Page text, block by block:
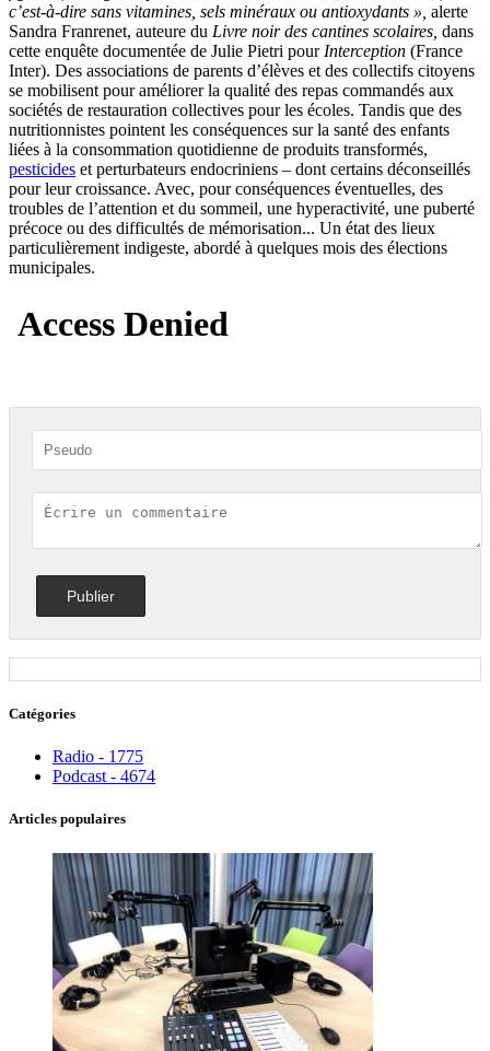
c’est-à-dire sans vitamines, sels minéraux ou antioxydants », alerte
Sandra Franrenet, auteure du Livre noir des cantines scolaires, dans
cette enquête documentée de Julie Pietri pour Interception (France
Inter). Des associations de parents d’élèves et des collectifs citoyens
se mobilisent pour améliorer la qualité des repas commandés aux
sociétés de restauration collectives pour les écoles. Tandis que des
nutritionnistes pointent les conséquences sur la santé des enfants
liées à la consommation quotidienne de produits transformés,
pesticides et perturbateurs endocriniens – dont certains déconseillés
pour leur croissance. Avec, pour conséquences éventuelles, des
troubles de l’attention et du sommeil, une hyperactivité, une puberté
précoce ou des difficultés de mémorisation... Un état des lieux
particulièrement indigeste, abordé à quelques mois des élections
municipales.
Catégories
Radio - 1775
Podcast - 4674
Articles populaires